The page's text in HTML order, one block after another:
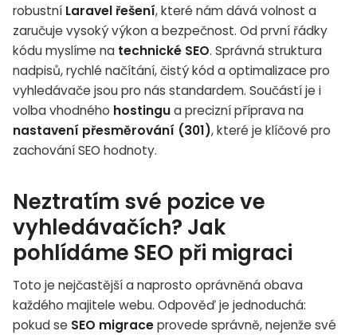
robustní Laravel řešení, které nám dává volnost a
zaručuje vysoký výkon a bezpečnost. Od první řádky
kódu myslíme na technické SEO. Správná struktura
nadpisů, rychlé načítání, čistý kód a optimalizace pro
vyhledávače jsou pro nás standardem. Součástí je i
volba vhodného hostingua precizní příprava na
nastavení přesměrování (301), které je klíčové pro
zachování SEO hodnoty.
Neztratím své pozice ve
vyhledávačích? Jak
pohlídáme SEO při migraci
Toto je nejčastější a naprosto oprávněná obava
každého majitele webu. Odpověď je jednoduchá:
pokud se SEO migraceprovede správně, nejenže své